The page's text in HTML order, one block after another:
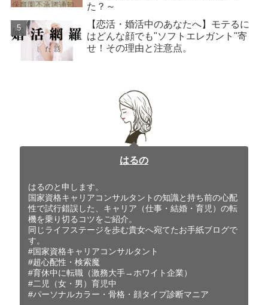
た？～
【恋活・婚活中のあなたへ】モテるに
はどんな顔でも"ソフトエレガント"寄
せ！その理由と注意点。
はるの
はるのと申します。
国家資格キャリアコンサルタントの知識と持ち前の心配
性で試行錯誤した、キャリア（仕事・結婚・育児）の転
機を乗り切るコツをご紹介。
同じライフステージを歩む貴女へ宛てたお手紙ブログで
す。
#国家資格キャリアコンサルタント
#超心配性・検索魔
#育休中に転職（激務大手→ホワイト企業）
#二児（女・男）育児中
#パーソナルカラー・骨格・顔タイプ診断マニア